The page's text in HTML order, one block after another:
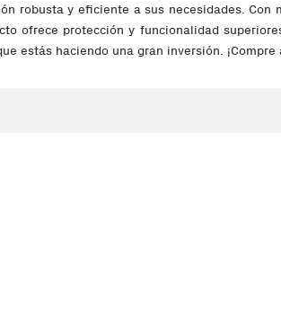
robusta y eficiente a sus necesidades.
ofrece protección y funcionalidad
estás haciendo una gran inversión.